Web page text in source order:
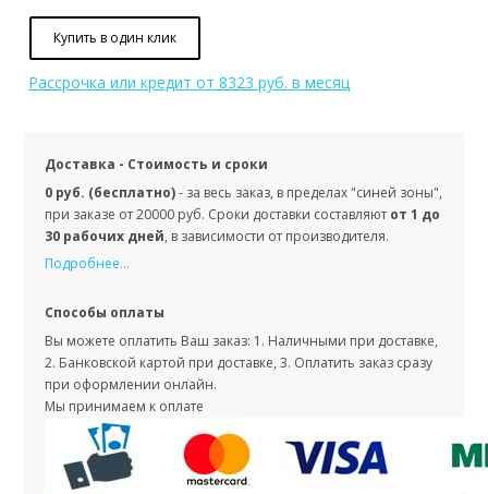
Купить в один клик
Рассрочка или кредит от 8323 руб. в месяц
Доставка - Стоимость и сроки
0 руб. (бесплатно)- за весь заказ, в пределах "синей зоны",
при заказе от 20000 руб. Сроки доставки составляют от 1 до
30 рабочих дней, в зависимости от производителя.
Подробнее...
Способы оплаты
Вы можете оплатить Ваш заказ: 1. Наличными при доставке,
2. Банковской картой при доставке, 3. Оплатить заказ сразу
при оформлении онлайн.
Мы принимаем к оплате